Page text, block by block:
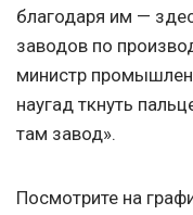
благодаря им —
заводов по
министр
наугад ткнуть
там завод».
Посмотрите на